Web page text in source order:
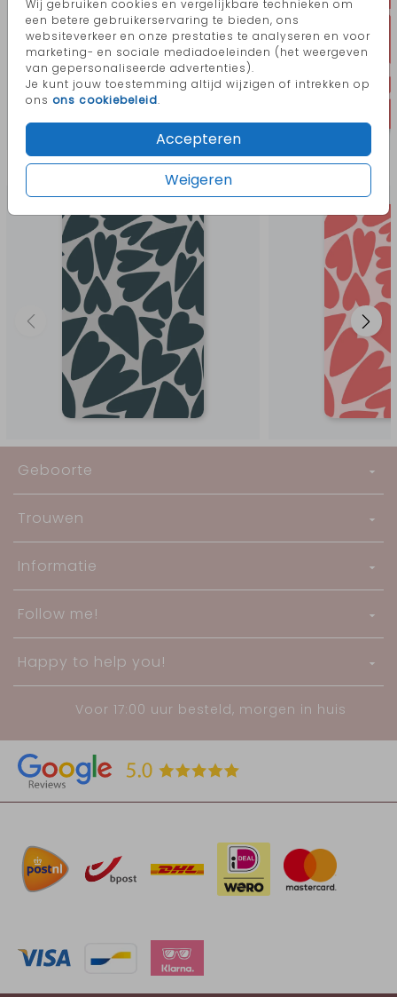
Wij gebruiken cookies en vergelijkbare technieken om
een betere gebruikerservaring te bieden, ons
websiteverkeer en onze prestaties te analyseren en voor
marketing- en sociale mediadoeleinden (het weergeven
van gepersonaliseerde advertenties).
Je kunt jouw toestemming altijd wijzigen of intrekken op
ons ons cookiebeleid.
Accepteren
Weigeren
Meer in deze stijl
Geboorte
Trouwen
Informatie
Follow me!
Happy to help you!
Voor 17:00 uur besteld, morgen in huis